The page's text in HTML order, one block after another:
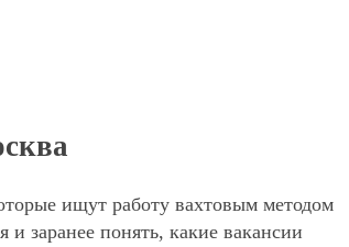
ищут работу вахтовым методом
заранее понять, какие вакансии